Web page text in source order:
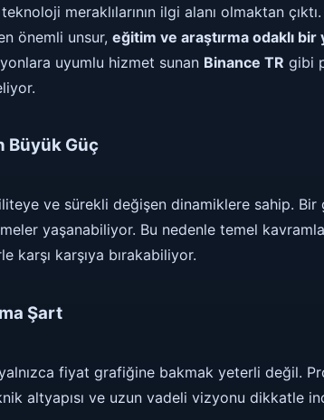
meraklılarının ilgi alanı olmaktan
önemli unsur, eğitim ve araştırma odaklı
uyumlu hizmet sunan Binance TR gibi
Büyük Güç
ve sürekli değişen dinamiklere sahip.
yaşanabiliyor. Bu nedenle temel
karşı karşıya bırakabiliyor.
Şart
fiyat grafiğine bakmak yeterli değil.
altyapısı ve uzun vadeli vizyonu dikkatle